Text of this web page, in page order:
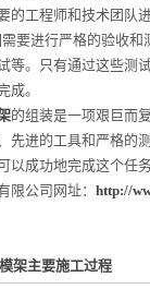
的工程师和技术团队
要进行严格的验收和
等。只有通过这些测
成。
的组装是一项艰巨而
先进的工具和严格的
以成功地完成这个任务
限公司网址：http://
架主要施工过程